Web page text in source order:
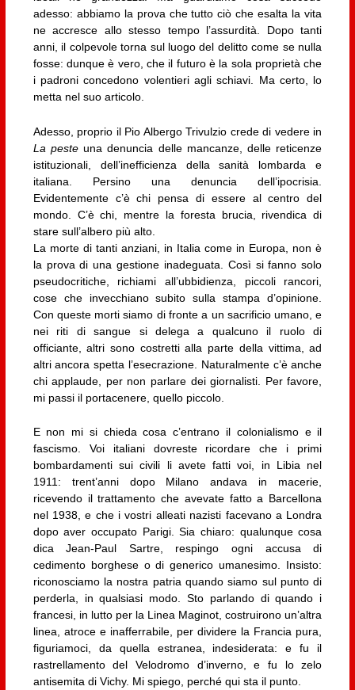
adesso: abbiamo la prova che tutto ciò che esalta la vita
ne accresce allo stesso tempo l’assurdità. Dopo tanti
anni, il colpevole torna sul luogo del delitto come se nulla
fosse: dunque è vero, che il futuro è la sola proprietà che
i padroni concedono volentieri agli schiavi. Ma certo, lo
metta nel suo articolo.
Adesso, proprio il Pio Albergo Trivulzio crede di vedere in
La pesteuna denuncia delle mancanze, delle reticenze
istituzionali, dell’inefficienza della sanità lombarda e
italiana. Persino una denuncia dell’ipocrisia.
Evidentemente c’è chi pensa di essere al centro del
mondo. C’è chi, mentre la foresta brucia, rivendica di
stare sull’albero più alto.
La morte di tanti anziani, in Italia come in Europa, non è
la prova di una gestione inadeguata. Così si fanno solo
pseudocritiche, richiami all’ubbidienza, piccoli rancori,
cose che invecchiano subito sulla stampa d’opinione.
Con queste morti siamo di fronte a un sacrificio umano, e
nei riti di sangue si delega a qualcuno il ruolo di
officiante, altri sono costretti alla parte della vittima, ad
altri ancora spetta l’esecrazione. Naturalmente c’è anche
chi applaude, per non parlare dei giornalisti. Per favore,
mi passi il portacenere, quello piccolo.
E non mi si chieda cosa c’entrano il colonialismo e il
fascismo. Voi italiani dovreste ricordare che i primi
bombardamenti sui civili li avete fatti voi, in Libia nel
1911: trent’anni dopo Milano andava in macerie,
ricevendo il trattamento che avevate fatto a Barcellona
nel 1938, e che i vostri alleati nazisti facevano a Londra
dopo aver occupato Parigi. Sia chiaro: qualunque cosa
dica Jean-Paul Sartre, respingo ogni accusa di
cedimento borghese o di generico umanesimo. Insisto:
riconosciamo la nostra patria quando siamo sul punto di
perderla, in qualsiasi modo. Sto parlando di quando i
francesi, in lutto per la Linea Maginot, costruirono un’altra
linea, atroce e inafferrabile, per dividere la Francia pura,
figuriamoci, da quella estranea, indesiderata: e fu il
rastrellamento del Velodromo d’inverno, e fu lo zelo
antisemita di Vichy. Mi spiego, perché qui sta il punto.